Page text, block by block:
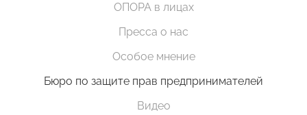
ОПОРА в лицах
Пресса о нас
Особое мнение
Бюро по защите прав предпринимателей
Видео